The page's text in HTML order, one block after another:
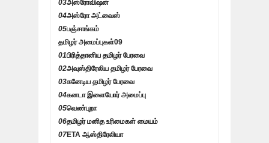
03அஸ்ரோவிஷன்
04அஸ்ரோ அட்வைஸ்
05பஞ்சாங்கம்
தமிழர் அமைப்புகள்09
01பிரித்தானிய தமிழர் பேரவை
02அவுஸ்திரேலிய தமிழர் பேரவை
03கனேடிய தமிழர் பேரவை
04கனடா இளையோர் அமைப்பு
05வெண்புறா
06தமிழர் மனித உரிமைகள் மையம்
07ETA ஆஸ்திரேலியா